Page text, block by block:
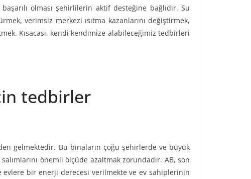
olması şehirlilerin aktif desteğine bağlıdır. Su
verimsiz merkezi ısıtma kazanlarını değiştirmek,
Kısacası, kendi kendimize alabileceğimiz tedbirleri
tedbirler
gelmektedir. Bu binaların çoğu şehirlerde ve büyük
önemli ölçüde azaltmak zorundadır. AB, son
evlere bir enerji derecesi verilmekte ve ev sahiplerinin